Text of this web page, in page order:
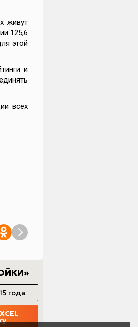
живут
125,6
этой
и
всех